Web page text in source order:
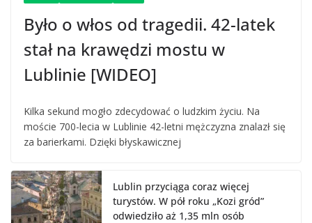
Było o włos od tragedii. 42-latek
stał na krawędzi mostu w
Lublinie [WIDEO]
Kilka sekund mogło zdecydować o ludzkim życiu. Na
moście 700-lecia w Lublinie 42-letni mężczyzna znalazł się
za barierkami. Dzięki błyskawicznej
Lublin przyciąga coraz więcej
turystów. W pół roku „Kozi gród”
odwiedziło aż 1,35 mln osób